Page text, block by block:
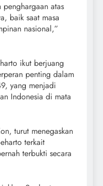
atas
baik saat masa
nasional,”
ikut berjuang
penting dalam
yang menjadi
Indonesia di mata
turut menegaskan
terkait
terbukti secara